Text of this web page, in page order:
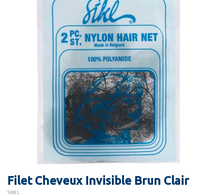
Filet Cheveux Invisible Brun Clair
SIBEL